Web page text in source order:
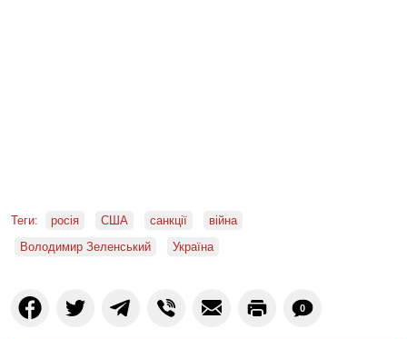
Теги: росія США санкції
війна
Володимир Зеленський
Україна
0